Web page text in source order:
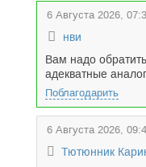
6 Августа 2026,
нви
Вам надо
адекватные
Поблагодарить
6 Августа 2026,
Тютюнник